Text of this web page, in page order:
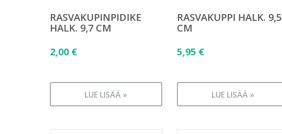
RASVAKUPINPIDIKE
HALK. 9,7 CM
2,00 €
LUE LISÄÄ »
RASVAKUPPI HALK. 9,5
CM
5,95 €
LUE LISÄÄ »